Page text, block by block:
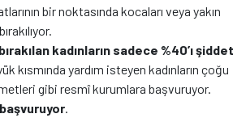
bir noktasında kocaları veya yakın
kadınların sadece %40’ı
yardım isteyen kadınların çoğu
gibi resmî kurumlara başvuruyor.
.